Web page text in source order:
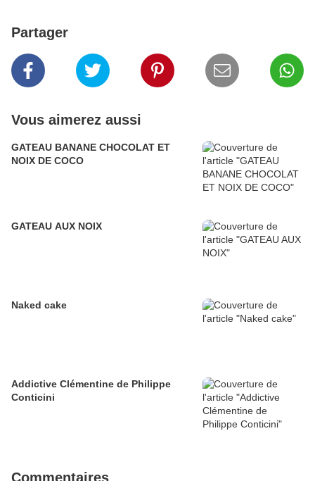
Partager
Vous aimerez aussi
GATEAU BANANE CHOCOLAT ET
NOIX DE COCO
GATEAU AUX NOIX
Naked cake
Addictive Clémentine de Philippe
Conticini
Commentaires